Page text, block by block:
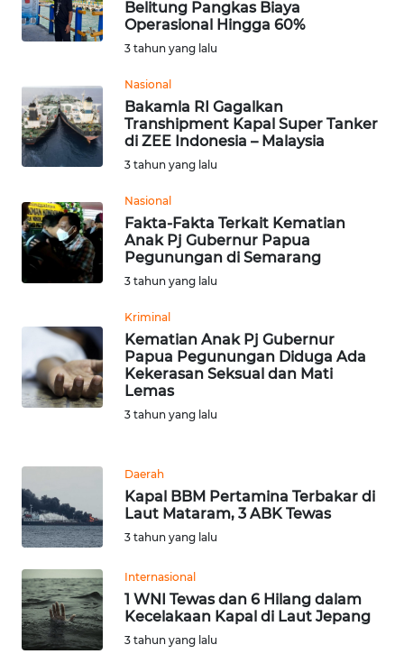
Belitung Pangkas Biaya
Operasional Hingga 60%
3 tahun yang lalu
Nasional
Bakamla RI Gagalkan
Transhipment Kapal Super Tanker
di ZEE Indonesia – Malaysia
3 tahun yang lalu
Nasional
Fakta-Fakta Terkait Kematian
Anak Pj Gubernur Papua
Pegunungan di Semarang
3 tahun yang lalu
Kriminal
Kematian Anak Pj Gubernur
Papua Pegunungan Diduga Ada
Kekerasan Seksual dan Mati
Lemas
3 tahun yang lalu
Daerah
Kapal BBM Pertamina Terbakar di
Laut Mataram, 3 ABK Tewas
3 tahun yang lalu
Internasional
1 WNI Tewas dan 6 Hilang dalam
Kecelakaan Kapal di Laut Jepang
3 tahun yang lalu
WN
WN
KALSEL
WN
SULSEL
GORONTALO
WN
SULUT
MALUKU
WN
MALUT
WN
DAIRI
WN